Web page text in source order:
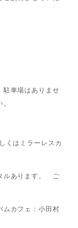
駐車場はありませ
くはミラーレスカ
ルあります。 ご
カフェ：小田村